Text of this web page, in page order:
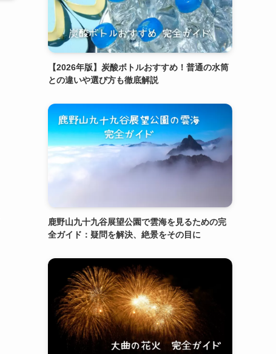
【2026年版】炭酸ボトルおすすめ！普通の水筒
との違いや選び方も徹底解説
鹿野山九十九谷展望公園で雲海を見るための完
全ガイド：疑問を解決、絶景をその目に